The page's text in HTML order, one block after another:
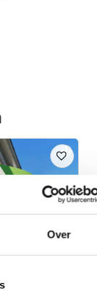
Over
Voeg
toe
aan
m2